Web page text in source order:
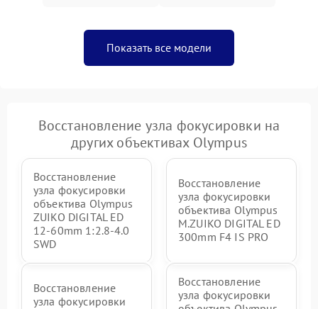
Показать все модели
Восстановление узла фокусировки на
других объективах Olympus
Восстановление
узла фокусировки
объектива Olympus
ZUIKO DIGITAL ED
12-60mm 1:2.8-4.0
SWD
Восстановление
узла фокусировки
объектива Olympus
M.ZUIKO DIGITAL ED
300mm F4 IS PRO
Восстановление
узла фокусировки
Восстановление
узла фокусировки